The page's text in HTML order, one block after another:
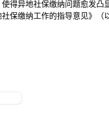
得异地社保缴纳问题愈发凸
保缴纳工作的指导意见》（